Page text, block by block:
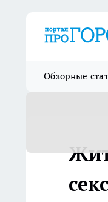
Обзорные